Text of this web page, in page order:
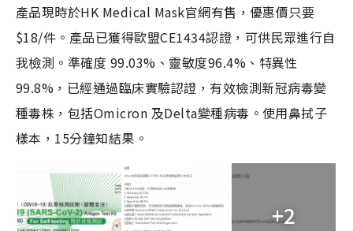
產品現時於HK Medical Mask官網有售，優惠價只要
$18/件。產品已獲得歐盟CE1434認證，可供民眾進行自
我檢測。準確度 99.03%、靈敏度96.4%、特異性
99.8%，已經通過臨床實驗認證，有效檢測新冠病毒變
種毒株，包括Omicron 及Delta變種病毒。使用鼻拭子
樣本，15分鐘知結果。
+2